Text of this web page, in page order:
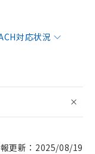
対応状況
更新：2025/08/19